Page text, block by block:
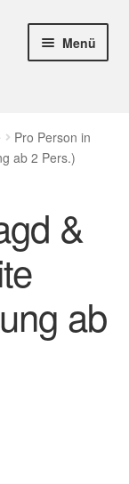
Menü
Pro Person in
ab 2 Pers.)
&
ab